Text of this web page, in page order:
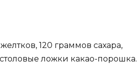
120 граммов сахара,
ложки какао-порошка.